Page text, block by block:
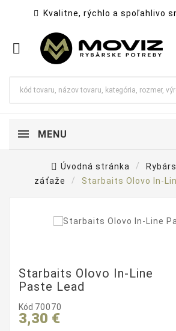
 Kvalitne, rýchlo a spoľahlivo

MENU
Úvodná stránka
záťaže
Starbaits Olovo In-
Starbaits Olovo In-Line
Paste Lead
Kód 70070
3,30 €